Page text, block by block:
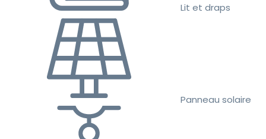
Lit et draps
Panneau solaire